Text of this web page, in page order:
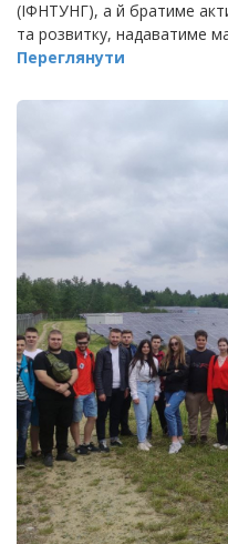
(ІФНТУНГ), а й братиме
та розвитку, надаватиме
Переглянути